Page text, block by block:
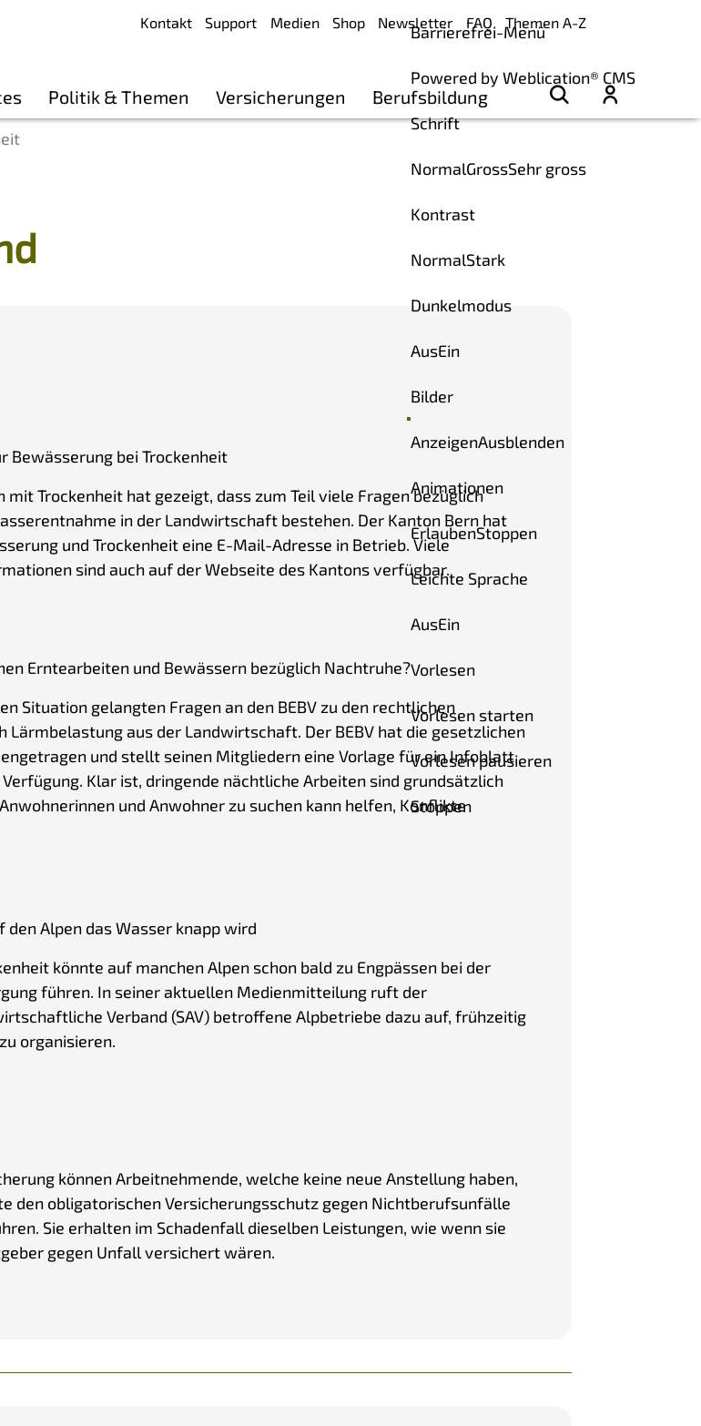
Barrierefrei-Menü
Powered by Weblication® CMS
Schrift
NormalGrossSehr gross
Kontrast
NormalStark
Dunkelmodus
AusEin
Bilder
AnzeigenAusblenden
Animationen
ErlaubenStoppen
Leichte Sprache
AusEin
Vorlesen
Vorlesen starten
Vorlesen pausieren
Stoppen
Kontakt Support Medien Shop Newsletter FAQ Themen A-Z
Politik & Themen Versicherungen Berufsbildung
Bewässerung bei Trockenheit
mit Trockenheit hat gezeigt, dass zum Teil viele Fragen bezüglich
in der Landwirtschaft bestehen. Der Kanton Bern hat
und Trockenheit eine E-Mail-Adresse in Betrieb. Viele
sind auch auf der Webseite des Kantons verfügbar.
Erntearbeiten und Bewässern bezüglich Nachtruhe?
Situation gelangten Fragen an den BEBV zu den rechtlichen
Lärmbelastung aus der Landwirtschaft. Der BEBV hat die gesetzlichen
und stellt seinen Mitgliedern eine Vorlage für ein Infoblatt
Klar ist, dringende nächtliche Arbeiten sind grundsätzlich
und Anwohner zu suchen kann helfen, Konflikte
den Alpen das Wasser knapp wird
könnte auf manchen Alpen schon bald zu Engpässen bei der
führen. In seiner aktuellen Medienmitteilung ruft der
Verband (SAV) betroffene Alpbetriebe dazu auf, frühzeitig
organisieren.
können Arbeitnehmende, welche keine neue Anstellung haben,
den obligatorischen Versicherungsschutz gegen Nichtberufsunfälle
Sie erhalten im Schadenfall dieselben Leistungen, wie wenn sie
gegen Unfall versichert wären.